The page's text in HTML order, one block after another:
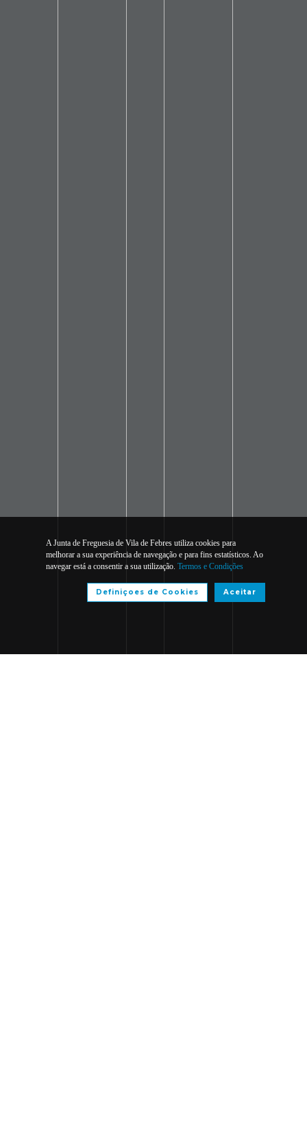
A Junta de Freguesia de Vila de Febres utiliza cookies para
melhorar a sua experiência de navegação e para fins estatísticos. Ao
navegar está a consentir a sua utilização. Termos e Condições
Aceitar
Definiçoes de Cookies